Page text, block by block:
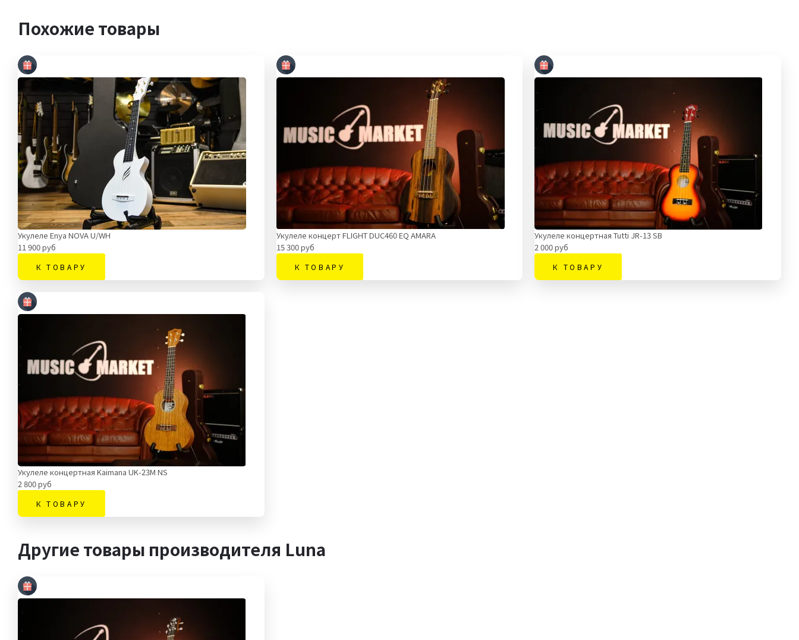
Похожие товары
Укулеле Enya NOVA U/WH
11 900 руб
К ТОВАРУ
Укулеле концерт FLIGHT DUC460 EQ AMARA
15 300 руб
К ТОВАРУ
Укулеле концертная Tutti JR-13 SB
2 000 руб
К ТОВАРУ
Укулеле концертная Kaimana UK-23M NS
2 800 руб
К ТОВАРУ
Другие товары производителя Luna